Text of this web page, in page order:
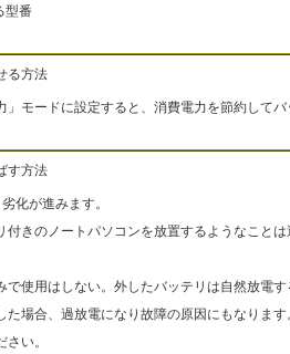
型番
る方法
」モードに設定すると、消費電力を節約して
す方法
化が進みます。
きのノートパソコンを放置するようなことは
使用はしない。外したバッテリは自然放電す
場合、過放電になり故障の原因にもなります
い。